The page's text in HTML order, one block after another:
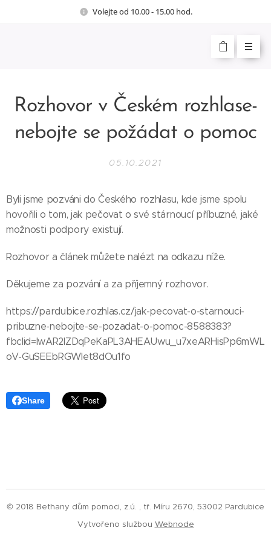
Volejte od 10.00 - 15.00 hod.
Rozhovor v Českém rozhlase-
nebojte se požádat o pomoc
05.10.2021
Byli jsme pozváni do Českého rozhlasu, kde jsme spolu
hovořili o tom, jak pečovat o své stárnoucí příbuzné, jaké
možnosti podpory existují.
Rozhovor a článek můžete nalézt na odkazu níže.
Děkujeme za pozvání a za příjemný rozhovor.
https://pardubice.rozhlas.cz/jak-pecovat-o-starnouci-
pribuzne-nebojte-se-pozadat-o-pomoc-8588383?
fbclid=IwAR2IZDqPeKaPL3AHEAUwu_u7xeARHisPp6mWL
oV-GuSEEbRGWlet8dOu1fo
Share
© 2018 Bethany dům pomoci, z.ú. , tř. Míru 2670, 53002 Pardubice
Vytvořeno službou Webnode